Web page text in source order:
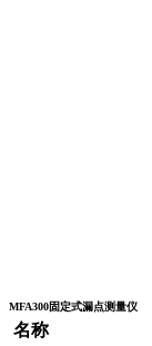
MFA300固定式漏点测量仪
名称